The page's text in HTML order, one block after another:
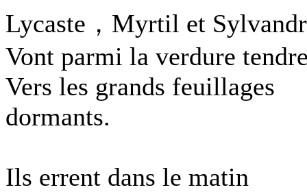
Lycaste，Myrtil et
Vont parmi la verdure
Vers les grands feuillages
dormants.
Ils errent dans le matin